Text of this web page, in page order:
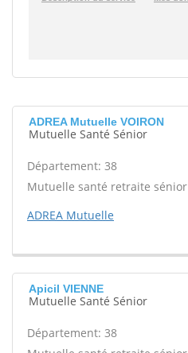
ADREA Mutuelle VOIRON
Mutuelle Santé Sénior
Département: 38
Mutuelle santé retraite sénior
ADREA Mutuelle
Apicil VIENNE
Mutuelle Santé Sénior
Département: 38